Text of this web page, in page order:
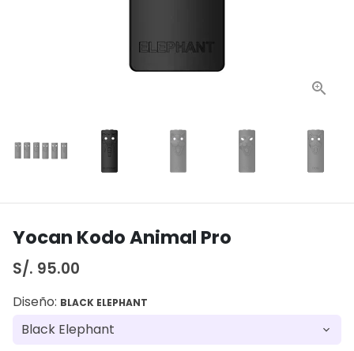
Yocan Kodo Animal Pro
S/. 95.00
Diseño: BLACK ELEPHANT